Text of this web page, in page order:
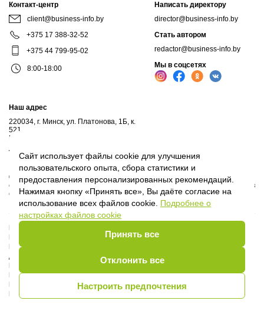
Сайт использует файлы cookie для улучшения
пользовательского опыта, сбора статистики и
предоставления персонализированных рекомендаций.
Нажимая кнопку «Принять все», Вы даёте согласие на
использование всех файлов cookie. Подробнее о
настройках файлов cookie
Принять все
Отклонить все
Настроить предпочтения
© 2017-2026, ООО "Профессиональные правовые системы", входит в
структуру компаний Владимира Гревцова. Воспроизведение материалов
сайта без письменного согласия владельца запрещено.
Контакт-центр
client@business-info.by
+375 17 388-32-52
+375 44 799-95-02
8:00-18:00
Написать директору
director@business-info.by
Стать автором
redactor@business-info.by
Мы в соцсетях
Наш адрес
220034, г. Минск, ул. Платонова, 1Б, к.
521
Почтовый адрес: а/я 102, 220034, г.Минск
Личный кабинет
Политика видеонаблюдения
Пользовательское соглашение
Договор присоединения
Руководство пользователя
Правила сообщества
Политика обработки cookie
Выбор настроек Cookie